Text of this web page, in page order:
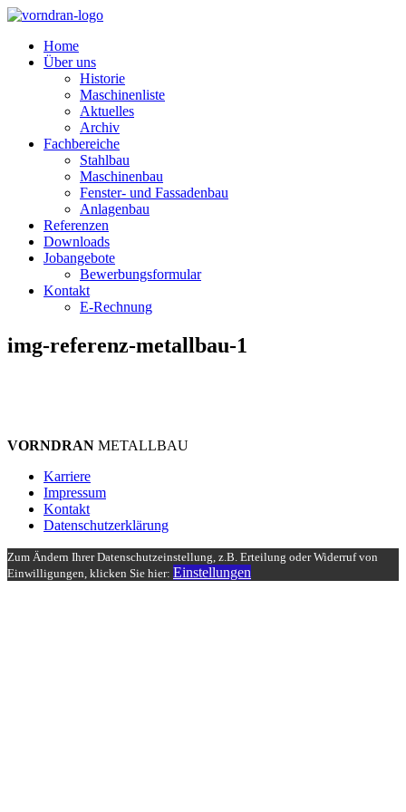
Home
Über uns
Historie
Maschinenliste
Aktuelles
Archiv
Fachbereiche
Stahlbau
Maschinenbau
Fenster- und Fassadenbau
Anlagenbau
Referenzen
Downloads
Jobangebote
Bewerbungsformular
Kontakt
E-Rechnung
img-referenz-metallbau-1
VORNDRAN METALLBAU
Karriere
Impressum
Kontakt
Datenschutzerklärung
Zum Ändern Ihrer Datenschutzeinstellung, z.B. Erteilung oder Widerruf von
Einwilligungen, klicken Sie hier: Einstellungen